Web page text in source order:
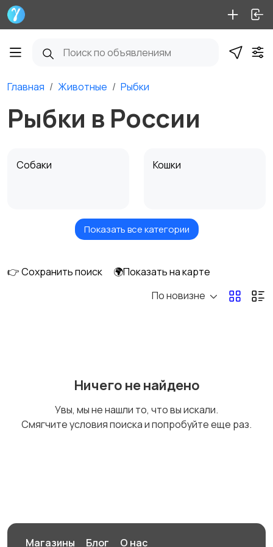
Главная Животные Рыбки
Рыбки в России
Собаки Кошки
Грызуны
Показать все категории
👉 Сохранить поиск
🌍Показать на карте
По новизне
Ничего не найдено
Увы, мы не нашли то, что вы искали.
Смягчите условия поиска и попробуйте еще раз.
Магазины Блог О нас